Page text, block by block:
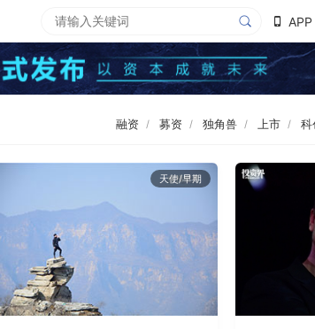
APP
融资 募资 独角兽 上市 科
天使/早期